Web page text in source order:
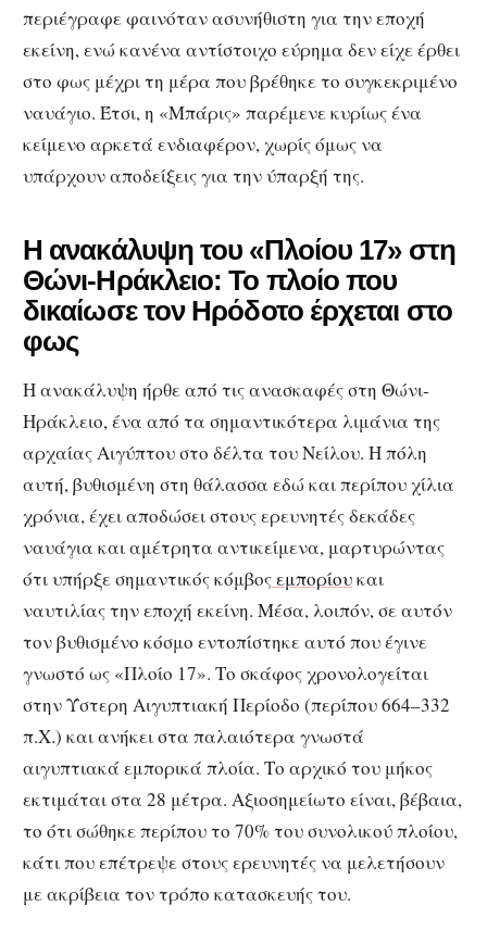
περιέγραφε φαινόταν ασυνήθιστη για την εποχή
εκείνη, ενώ κανένα αντίστοιχο εύρημα δεν είχε έρθει
στο φως μέχρι τη μέρα που βρέθηκε το συγκεκριμένο
ναυάγιο. Έτσι, η «Μπάρις» παρέμενε κυρίως ένα
κείμενο αρκετά ενδιαφέρον, χωρίς όμως να
υπάρχουν αποδείξεις για την ύπαρξή της.
Η ανακάλυψη του «Πλοίου 17» στη
Θώνι-Ηράκλειο: Το πλοίο που
δικαίωσε τον Ηρόδοτο έρχεται στο
φως
Η ανακάλυψη ήρθε από τις ανασκαφές στη Θώνι-
Ηράκλειο, ένα από τα σημαντικότερα λιμάνια της
αρχαίας Αιγύπτου στο δέλτα του Νείλου. Η πόλη
αυτή, βυθισμένη στη θάλασσα εδώ και περίπου χίλια
χρόνια, έχει αποδώσει στους ερευνητές δεκάδες
ναυάγια και αμέτρητα αντικείμενα, μαρτυρώντας
ότι υπήρξε σημαντικός κόμβοςεμπορίουκαι
ναυτιλίας την εποχή εκείνη. Μέσα, λοιπόν, σε αυτόν
τον βυθισμένο κόσμο εντοπίστηκε αυτό που έγινε
γνωστό ως «Πλοίο 17». Το σκάφος χρονολογείται
στην Ύστερη Αιγυπτιακή Περίοδο (περίπου 664–332
π.Χ.) και ανήκει στα παλαιότερα γνωστά
αιγυπτιακά εμπορικά πλοία. Το αρχικό του μήκος
εκτιμάται στα 28 μέτρα. Αξιοσημείωτο είναι, βέβαια,
το ότι σώθηκε περίπου το 70% του συνολικού πλοίου,
κάτι που επέτρεψε στους ερευνητές να μελετήσουν
με ακρίβεια τον τρόπο κατασκευής του.